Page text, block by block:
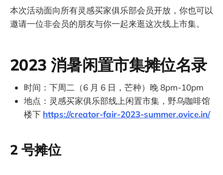
本次活动面向所有灵感买家俱乐部会员开放，你也可以
邀请一位非会员的朋友与你一起来逛这次线上市集。
2023 消暑闲置市集摊位名录
时间：下周二（6 月 6 日，芒种）晚 8pm-10pm
地点：灵感买家俱乐部线上闲置市集，野乌咖啡馆
楼下 https://creator-fair-2023-summer.ovice.in/
2 号摊位